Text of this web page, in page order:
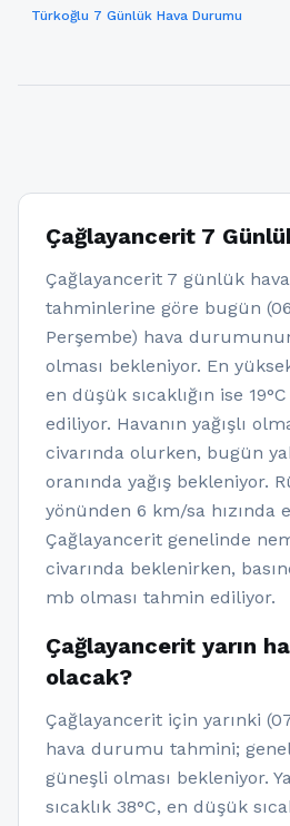
Türkoğlu 7 Günlük Hava Durumu
Çağlayancerit 7
Çağlayancerit 7 günlük
tahminlerine göre bugün
Perşembe) hava
olması bekleniyor. En yüksek
en düşük sıcaklığın ise
ediliyor. Havanın yağışlı
civarında olurken, bugün
oranında yağış bekleniyor.
yönünden 6 km/sa hızında
Çağlayancerit genelinde
civarında beklenirken,
mb olması tahmin ediliyor.
Çağlayancerit yarın
olacak?
Çağlayancerit için yarınki
hava durumu tahmini;
güneşli olması bekleniyor.
sıcaklık 38°C, en düşük